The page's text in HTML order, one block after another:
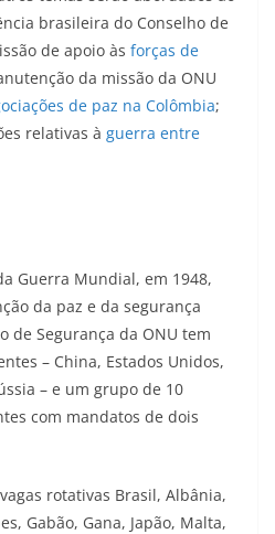
brasileira do Conselho de
de apoio às forças de
da missão da ONU
de paz na Colômbia;
relativas à guerra entre
Guerra Mundial, em 1948,
da paz e da segurança
de Segurança da ONU tem
– China, Estados Unidos,
– e um grupo de 10
com mandatos de dois
rotativas Brasil, Albânia,
Gabão, Gana, Japão, Malta,